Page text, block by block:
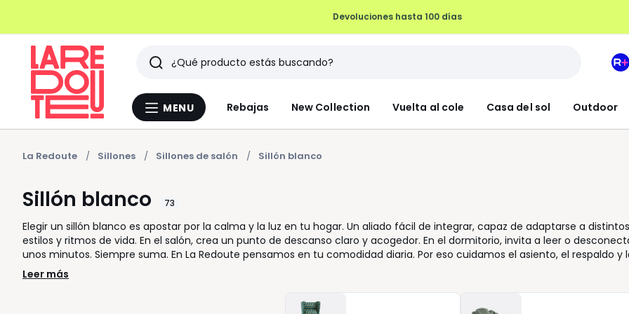
Devoluciones hasta 100 días
Menu
MENU Rebajas New Collection Vuelta al cole Casa del sol Outdoor
Buscar
Últimos
artículos
vistos
Mi
La Redoute Sillones Sillones de salón Sillón blanco
Sillón blanco 73
Elegir un sillón blanco es apostar por la calma y la luz en tu hogar. Un aliado fácil de integrar, capaz de adaptarse a distintos
estilos y ritmos de vida. En el salón, crea un punto de descanso claro y acogedor. En el dormitorio, invita a leer o
unos minutos. Siempre suma. En La Redoute pensamos en tu comodidad diaria. Por eso cuidamos el asiento, el respaldo y
proporciones, para que cada momento resulte natural y agradable. Los distintos acabados de tejido, desde la tela lisa hasta
bouclé o el lino, permiten elegir según el uso y la sensación que buscas al sentarte. Algunos modelos combinan estructura
madera con líneas suaves, otros apuestan por volúmenes más envolventes o por la opción de añadir un puf o reposapiés.
sillón claro facilita la combinación con tu sofá, alfombras o cojines, y te deja libertad para cambiar la decoración cuando
Leer más